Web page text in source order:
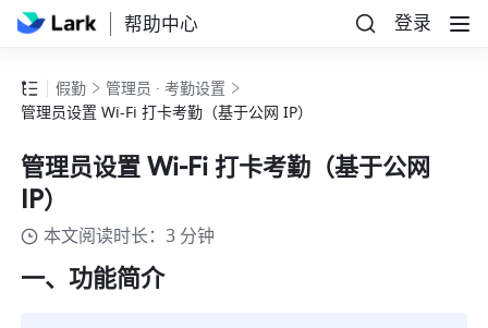
帮助中心 登录
假勤
管理员 · 考勤设置
管理员设置 Wi-Fi 打卡考勤（基于公网 IP）
管理员设置 Wi-Fi 打卡考勤（基于公网
IP）
本文阅读时长：3 分钟
一、功能简介